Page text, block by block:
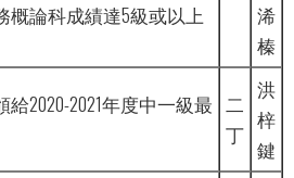
概論科成績達5級或以上
浠
榛
2020-2021年度中一級最 二
丁
洪
梓
鍵